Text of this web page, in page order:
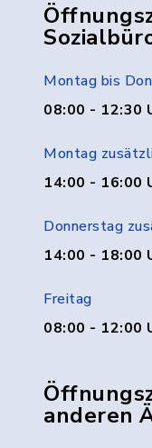
Montag bis
08:00 - 12:30
Montag
14:00 - 16:00
Donnerstag
14:00 - 18:00
Freitag
08:00 - 12:00
anderen